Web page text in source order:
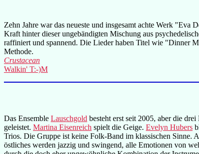
Zehn Jahre war das neueste und insgesamt achte Werk "Eva
Kraft hinter dieser ungebändigten Mischung aus
raffiniert und spannend. Die Lieder haben Titel wie "Dinner
Methode.
Crustacean
Walkin' T:-)M
Das Ensemble Lauschgold besteht erst seit 2005, aber die
geleistet. Martina Eisenreich spielt die Geige. Evelyn Hubers
Trios. Die Gruppe ist keine Folk-Band im klassischen Sinne.
östliches werden jazzig und swingend, alle Emotionen von